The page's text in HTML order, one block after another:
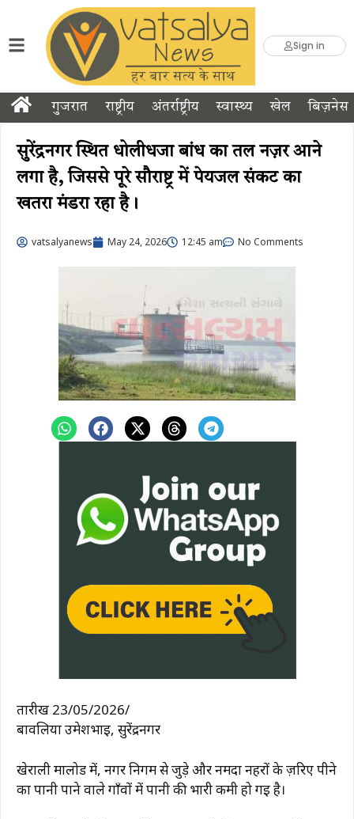
Sign in
गुजरात राष्ट्रीय अंतर्राष्ट्रीय स्वास्थ्य खेल बिज़नेस
सुरेंद्रनगर स्थित धोलीधजा बांध का तल नज़र आने
लगा है, जिससे पूरे सौराष्ट्र में पेयजल संकट का
खतरा मंडरा रहा है।
vatsalyanews May 24, 2026 12:45 am No Comments
तारीख 23/05/2026/
बावलिया उमेशभाई, सुरेंद्रनगर
खेराली मालोड में, नगर निगम से जुड़े और नर्मदा नहरों के ज़रिए पीने
का पानी पाने वाले गाँवों में पानी की भारी कमी हो गई है।